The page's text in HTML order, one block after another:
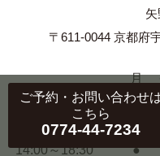
ご予約・お問い合わせ
こちら
0774-44-7234
〒611-0044 京都府
月
09:00～13:00
14:00～18:30 ●